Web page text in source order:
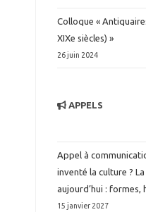
Colloque «
XIXe siècles) »
26 juin 2024
APPELS
Appel à
inventé la culture ?
aujourd’hui :
15 janvier 2027